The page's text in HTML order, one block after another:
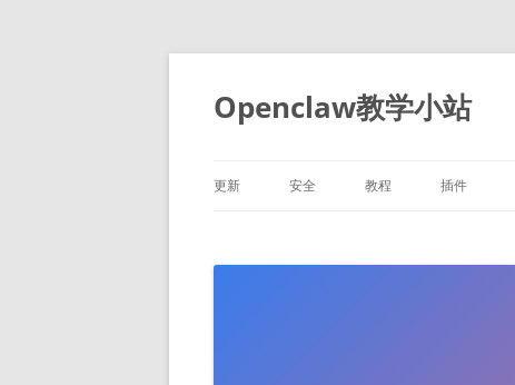
跳
文
Openclaw教学小站
更新 安全 教程 插件